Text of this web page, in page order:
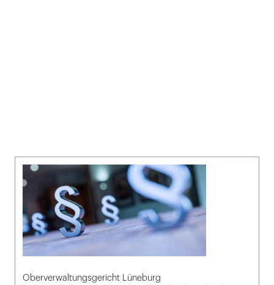
Oberverwaltungsgericht Lüneburg